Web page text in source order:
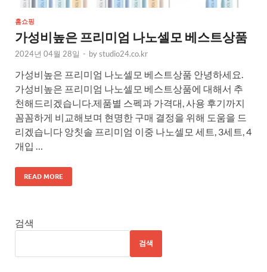
홈쇼핑
가성비높은 프리미엄 나노셀모 베스트상품
2024년 04월 28일 - bystudio24.co.kr
가성비높은 프리미엄 나노셀모 베스트상품 안녕하세요.
가성비높은 프리미엄 나노셀모 베스트상품에 대해서 추
천해드리겠습니다.제품별 스펙과 가격대, 사용 후기까지
꼼꼼하게 비교해보며 현명한 구매 결정을 위해 도움을 드
리겠습니다 앙칫솔 프리미엄 이중 나노셀모 세트, 3세트, 4
개입 …
READ MORE
검색
검색